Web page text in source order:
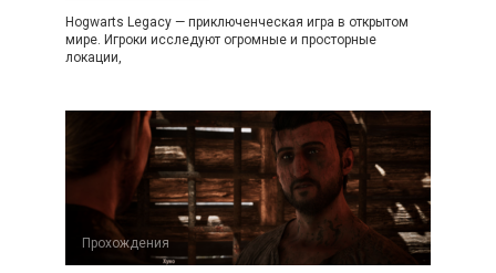
Hogwarts Legacy — приключенческая игра в открытом
мире. Игроки исследуют огромные и просторные
локации,
Прохождения